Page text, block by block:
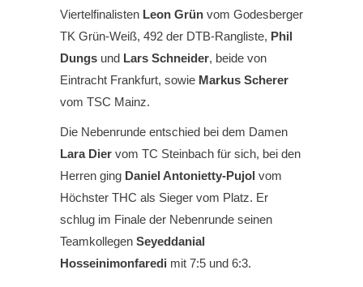
Viertelfinalisten Leon Grün vom Godesberger
TK Grün-Weiß, 492 der DTB-Rangliste, Phil
Dungs und Lars Schneider, beide von
Eintracht Frankfurt, sowie Markus Scherer
vom TSC Mainz.
Die Nebenrunde entschied bei dem Damen
Lara Dier vom TC Steinbach für sich, bei den
Herren ging Daniel Antonietty-Pujol vom
Höchster THC als Sieger vom Platz. Er
schlug im Finale der Nebenrunde seinen
Teamkollegen Seyeddanial
Hosseinimonfaredi mit 7:5 und 6:3.